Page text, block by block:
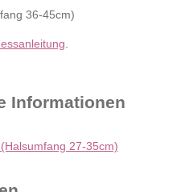
36-45cm)
Informationen
27-35cm)